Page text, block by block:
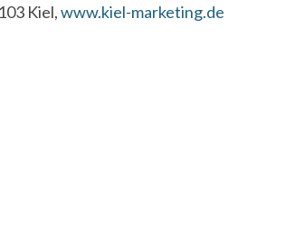
Kiel,www.kiel-marketing.de